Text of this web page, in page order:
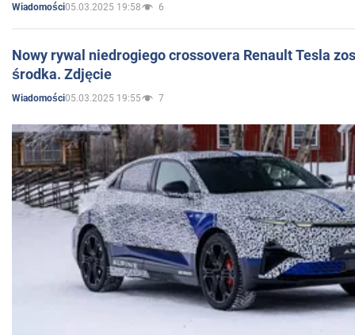
Wiadomości05.03.2025 19:58 6
Nowy rywal niedrogiego crossovera Renault Tesla
środka. Zdjęcie
Wiadomości05.03.2025 19:55 7